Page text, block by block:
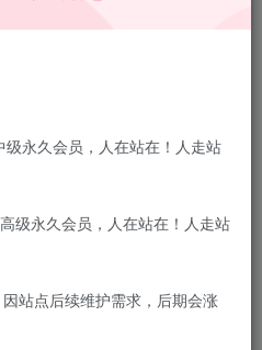
点)二、安装1、将新挂载的硬
管理工具3、在所有主机上安装
（监控）
永久会员，人在站在！人走站
级永久会员，人在站在！人走站
站点后续维护需求，后期会涨